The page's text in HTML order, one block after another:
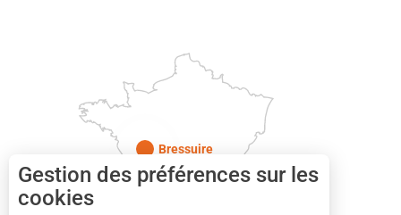
Bressuire
Gestion des préférences sur les
cookies